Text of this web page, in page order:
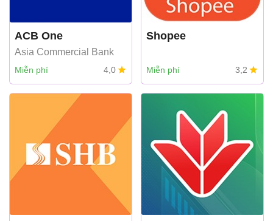
ACB One
Asia Commercial Bank
Miễn phí 4,0
Shopee
Miễn phí 3,2